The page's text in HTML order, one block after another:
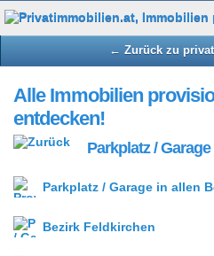
← Zurück zu
Alle Immobilien
entdecken!
Parkplatz /
Parkplatz / Garage in allen
Bezirk Feldkirchen